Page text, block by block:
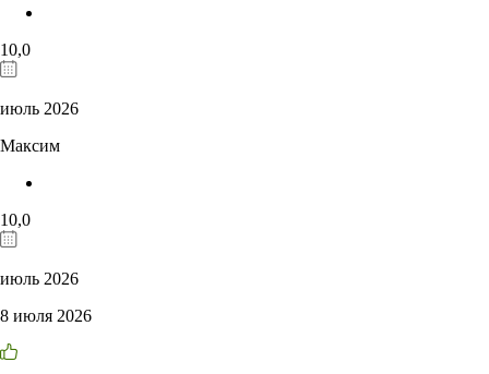
10,0
июль 2026
Максим
10,0
июль 2026
8 июля 2026